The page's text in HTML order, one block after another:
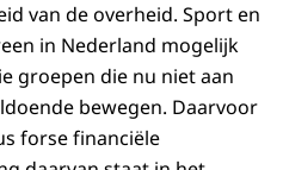
van de overheid. Sport en
in Nederland mogelijk
groepen die nu niet aan
bewegen. Daarvoor
forse financiële